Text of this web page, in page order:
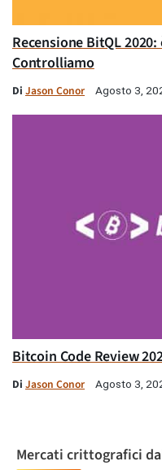
Recensione BitQL
Controlliamo
Di Jason Conor Agosto 3,
Bitcoin Code Review
Di Jason Conor Agosto 3,
Mercati crittografici